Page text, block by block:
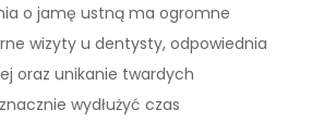
o jamę ustną ma ogromne
wizyty u dentysty, odpowiednia
oraz unikanie twardych
wydłużyć czas